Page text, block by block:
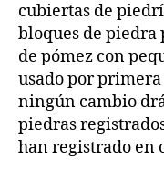
cubiertas de
bloques de piedra
de pómez con
usado por primera
ningún cambio
piedras
han registrado en